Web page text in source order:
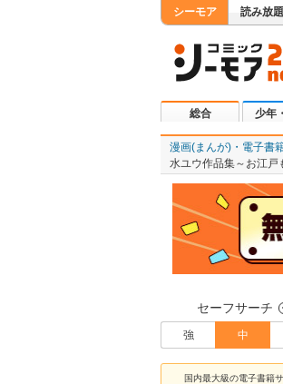
シーモア 読み放題
総合 少年
漫画(まんが)・電子書
水ユウ作品集～お江戸
セーフサーチ
強 中
国内最大級の電子書籍